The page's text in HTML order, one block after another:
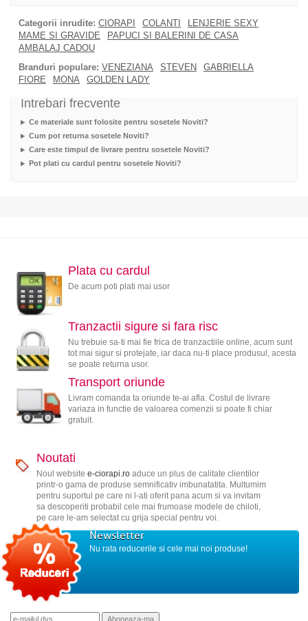
Categorii inrudite: CIORAPI COLANTI
LENJERIE SEXY
MAME SI GRAVIDE
PAPUCI SI BALERINI DE CASA
AMBALAJ CADOU
Branduri populare: VENEZIANA STEVEN
GABRIELLA
FIORE
MONA GOLDEN LADY
Intrebari frecvente
Ce materiale sunt folosite pentru sosetele Noviti?
Cum pot returna sosetele Noviti?
Care este timpul de livrare pentru sosetele Noviti?
Pot plati cu cardul pentru sosetele Noviti?
Plata cu cardul
De acum poti plati mai usor
Tranzactii sigure si fara risc
Nu trebuie sa-ti mai fie frica de tranzactiile online, acum sunt
tot mai sigur si protejate, iar daca nu-ti place produsul, acesta
se poate returna usor.
Transport oriunde
Livram comanda ta oriunde te-ai afla. Costul de livrare
variaza in functie de valoarea comenzii si poate fi chiar
gratuit.
Noutati
Noul website e-ciorapi.roaduce un plus de calitate clientilor
printr-o gama de produse semnificativ imbunatatita. Multumim
pentru suportul pe care ni l-ati oferit pana acum si va invitam
sa descoperiti probabil cele mai frumoase modele de chiloti,
pe care le-am selectat cu grija special pentru voi.
Newsletter
Nu rata reducerile si cele mai noi produse!